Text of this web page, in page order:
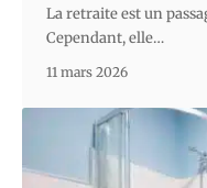
La retraite est un
Cependant, elle…
11 mars 2026